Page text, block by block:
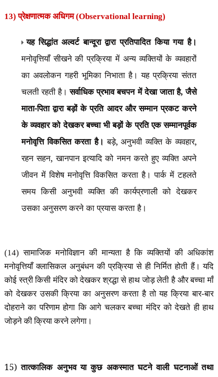
13) प्रेक्षणात्मक अधिगम (Observational learning)
यह सिद्धांत अल्वर्ट बान्दूरा द्वारा प्रतिपादित किया गया है।
मनोवृत्तियाँ सीखने की प्रक्रिया में अन्य व्यक्तियों के व्यवहारों
का अवलोकन गहरी भूमिका निभाता है। यह प्रक्रिया संतत
चलती रहती है।सर्वाधिक प्रभाव बचपन में देखा जाता है,जैसे
माता-पिता द्वारा बड़ों के प्रति आदर और सम्मान प्रकट करने
के व्यवहार को देखकर बच्चा भी बड़ों के प्रति एक सम्मानपूर्वक
मनोवृत्ति विकसित करता है।बड़े,अनुभवी व्यक्ति के व्यवहार,
रहन सहन,खानपान इत्यादि को नमन करते हुए व्यक्ति अपने
जीवन में विशेष मनोवृत्ति विकसित करता है। पार्क में टहलते
समय किसी अनुभवी व्यक्ति की कार्यप्रणाली को देखकर
उसका अनुसरण करने का प्रयास करता है।
(14) सामाजिक मनोविज्ञान की मान्यता है कि व्यक्तियों की अधिकांश
मनोवृत्तियाँ क्लासिकल अनुबंधन की प्रक्रिया से ही निर्मित होती हैं। यदि
कोई स्त्री किसी मंदिर को देखकर श्रद्धा से हाथ जोड़ लेती है और बच्चा माँ
को देखकर उसकी क्रिया का अनुसरण करता है तो यह क्रिया बार-बार
दोहराने का परिणाम होगा कि आगे चलकर बच्चा मंदिर को देखते ही हाथ
जोड़ने की क्रिया करने लगेगा।
15)तात्कालिक अनुभव या कुछ अकस्मात घटने वाली घटनाओं तथा